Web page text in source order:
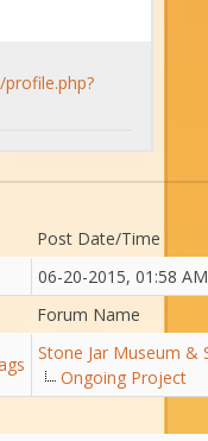
Post Date/Time
06-20-2015, 01:58 AM
Forum Name
Stone Jar Museum &
Ongoing Project